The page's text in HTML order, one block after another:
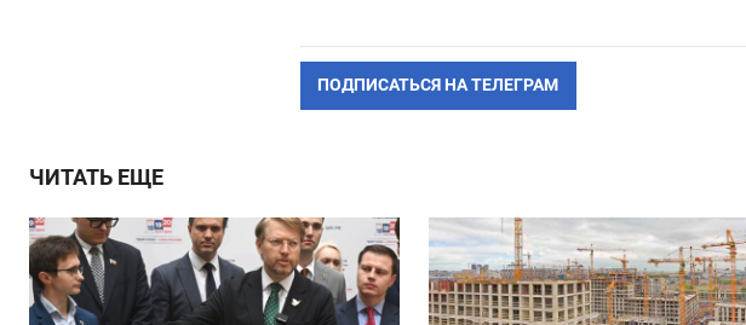
ПОДПИСАТЬСЯ НА ТЕЛЕГРАМ
ЧИТАТЬ ЕЩЕ